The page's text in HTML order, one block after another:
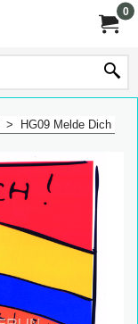
0
> HG09 Melde Dich